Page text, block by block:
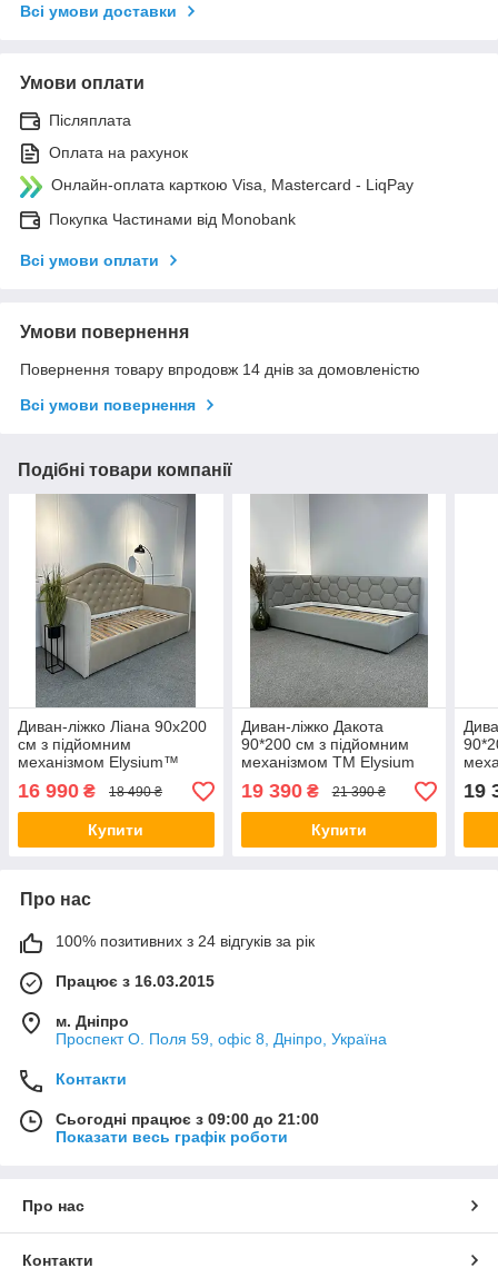
Всі умови доставки
Умови оплати
Післяплата
Оплата на рахунок
Онлайн-оплата карткою Visa, Mastercard - LiqPay
Покупка Частинами від Monobank
Всі умови оплати
Умови повернення
Повернення товару впродовж 14 днів за домовленістю
Всі умови повернення
Подібні товари компанії
Диван-ліжко Ліана 90х200
см з підйомним
механізмом Elysium™
16 990 ₴ 18 490 ₴
Купити
Диван-ліжко Дакота
90*200 см з підйомним
механізмом ТМ Elysium
19 390₴ 21 390 ₴
Купити
19
Про нас
100% позитивних з 24 відгуків за рік
Працює з 16.03.2015
м. Дніпро
Проспект О. Поля 59, офіс 8, Дніпро, Україна
Контакти
Сьогодні працює з 09:00 до 21:00
Показати весь графік роботи
Про нас
Контакти